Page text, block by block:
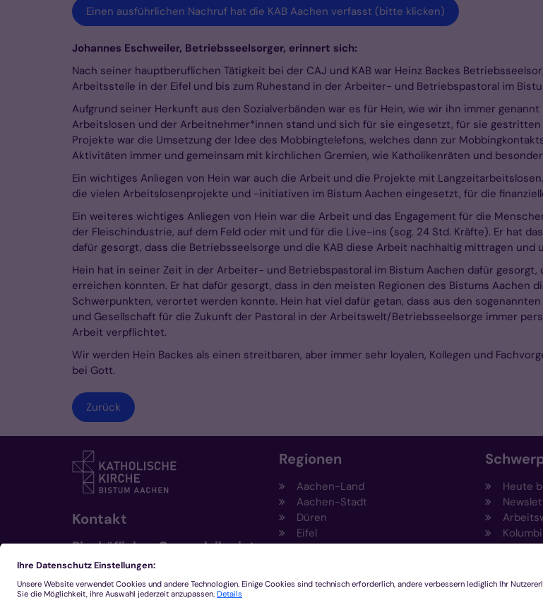
Einen ausführlichen Nachruf hat die KAB Aachen verfasst (bitte klicken)
Johannes Eschweiler, Betriebsseelsorger, erinnert sich:
Nach seiner hauptberuflichen Tätigkeit bei der CAJ und KAB war Heinz Backes
Arbeitsstelle in der Eifel und bis zum Ruhestand in der Arbeiter- und Betriebspastoral im
Aufgrund seiner Herkunft aus den Sozialverbänden war es für Hein, wie wir ihn immer
Arbeitslosen und der Arbeitnehmer*innen stand und sich für sie eingesetzt, für sie
Projekte war die Umsetzung der Idee des Mobbingtelefons, welches dann zur
Aktivitäten immer und gemeinsam mit kirchlichen Gremien, wie Katholikenräten und
Ein wichtiges Anliegen von Hein war auch die Arbeit und die Projekte mit
die vielen Arbeitslosenprojekte und -initiativen im Bistum Aachen eingesetzt, für die
Ein weiteres wichtiges Anliegen von Hein war die Arbeit und das Engagement für die
der Fleischindustrie, auf dem Feld oder mit und für die Live-ins (sog. 24 Std. Kräfte). Er hat
dafür gesorgt, dass die Betriebsseelsorge und die KAB diese Arbeit nachhaltig mittragen und
Hein hat in seiner Zeit in der Arbeiter- und Betriebspastoral im Bistum Aachen dafür
erreichen konnten. Er hat dafür gesorgt, dass in den meisten Regionen des Bistums Aachen
Schwerpunkten, verortet werden konnte. Hein hat viel dafür getan, dass aus den
und Gesellschaft für die Zukunft der Pastoral in der Arbeitswelt/Betriebsseelsorge immer
Arbeit verpflichtet.
Wir werden Hein Backes als einen streitbaren, aber immer sehr loyalen, Kollegen und
bei Gott.
Zurück
Kontakt
Bischöfliches Generalvikariat
Aachen
+49 241 452-0
Regionen
Aachen-Land
Aachen-Stadt
Düren
Eifel
Heinsberg
Krefeld
Heute